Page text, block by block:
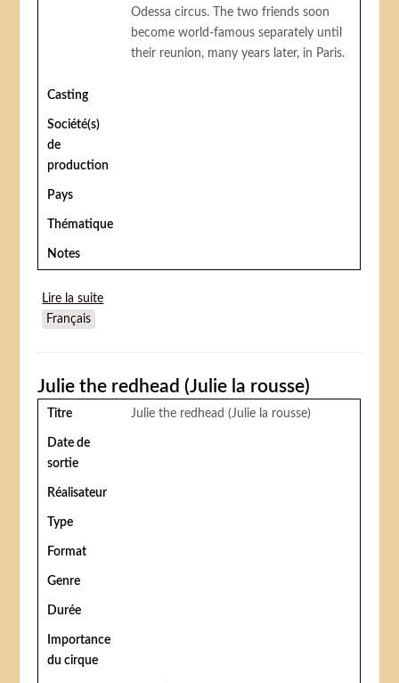
Odessa circus. The two friends soon
become world-famous separately until
their reunion, many years later, in Paris.
Casting
Société(s)
de
production
Pays
Thématique
Notes
Lire la suite
Français
Julie the redhead (Julie la rousse)
Titre Julie the redhead (Julie la rousse)
Date de
sortie
Réalisateur
Type
Format
Genre
Durée
Importance
du cirque